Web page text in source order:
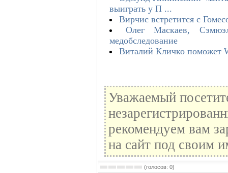
выиграть у П ...
Вирчис встретится с
Олег Маскаев,
медобследование
Виталий Кличко поможет
Уважаемый
рекомендуем вам
на сайт под своим
(голосов: 0)